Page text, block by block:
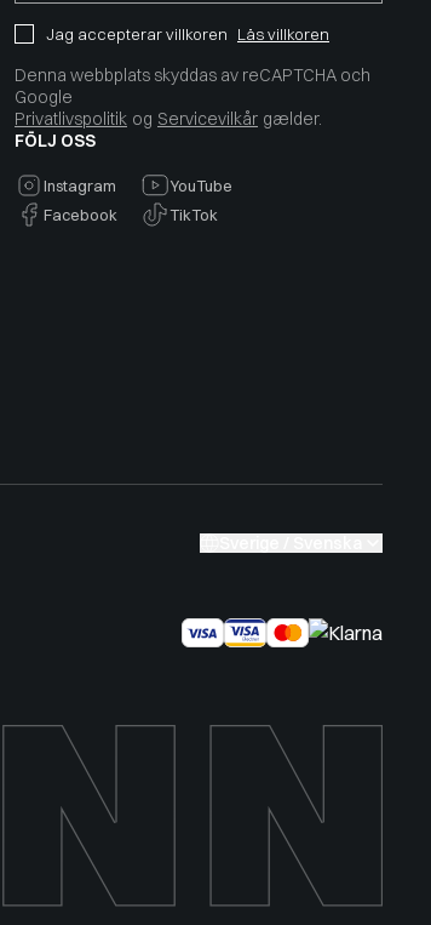
FÖLJ OSS
Instagram
YouTube
Facebook
TikTok
Jag accepterar villkoren Läs villkoren
Denna webbplats skyddas av reCAPTCHA och
Google
Privatlivspolitik og Servicevilkår gælder.